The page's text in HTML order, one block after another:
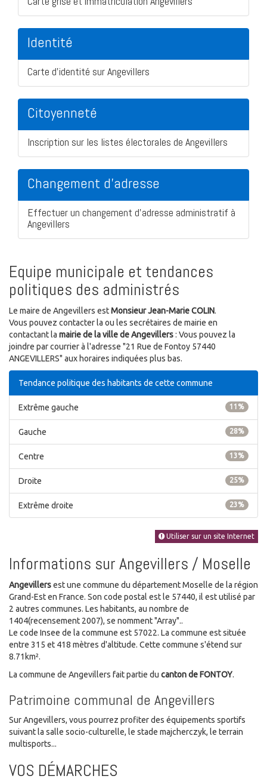
Identité
Carte d'identité sur Angevillers
Citoyenneté
Inscription sur les listes électorales de Angevillers
Changement d'adresse
Effectuer un changement d'adresse administratif à
Angevillers
Equipe municipale et tendances
politiques des administrés
Le maire de Angevillers estMonsieur Jean-Marie COLIN.
Vous pouvez contacter la ou les secrétaires de mairie en
contactant la mairie de la ville de Angevillers: Vous pouvez la
joindre par courrier à l'adresse "21 Rue de Fontoy 57440
ANGEVILLERS" aux horaires indiquées plus bas.
Tendance politique des habitants de cette commune
11%
Extrême gauche
28%
Gauche
13%
Centre
25%
Droite
23%
Extrême droite
Utiliser sur un site Internet
Informations sur Angevillers / Moselle
Angevillersest une commune du département Moselle de la région
Grand-Est en France. Son code postal est le 57440, il est utilisé par
2 autres communes. Les habitants, au nombre de
1404(recensement 2007), se nomment "Array"..
Le code Insee de la commune est 57022. La commune est située
entre 315 et 418 mètres d'altitude. Cette commune s'étend sur
8.71km².
La commune de Angevillers fait partie du canton de FONTOY.
Patrimoine communal de Angevillers
Sur Angevillers, vous pourrez profiter des équipements sportifs
suivant la salle socio-culturelle, le stade majcherczyk, le terrain
multisports...
VOS DÉMARCHES